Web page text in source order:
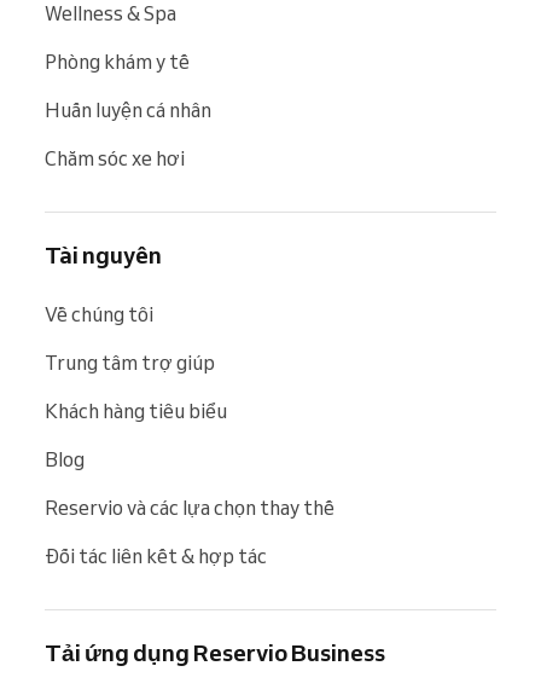
Wellness & Spa
Phòng khám y tế
Huấn luyện cá nhân
Chăm sóc xe hơi
Tài nguyên
Về chúng tôi
Trung tâm trợ giúp
Khách hàng tiêu biểu
Blog
Reservio và các lựa chọn thay thế
Đối tác liên kết & hợp tác
Tải ứng dụng Reservio Business